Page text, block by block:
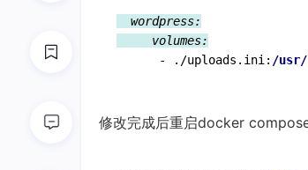
  wordpress:
     volumes:
      - ./uploads.ini:
/usr/
修改完成后重启docker compose